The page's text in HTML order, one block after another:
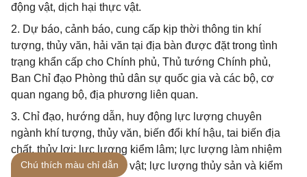
động vật, dịch hại thực vật.
2. Dự báo, cảnh báo, cung cấp kịp thời thông tin khí
tượng, thủy văn, hải văn tại địa bàn được đặt trong tình
trạng khẩn cấp cho Chính phủ, Thủ tướng Chính phủ,
Ban Chỉ đạo Phòng thủ dân sự quốc gia và các bộ, cơ
quan ngang bộ, địa phương liên quan.
3. Chỉ đạo, hướng dẫn, huy động lực lượng chuyên
ngành khí tượng, thủy văn, biến đổi khí hậu, tai biến địa
chất, thủy lợi; lực lượng kiểm lâm; lực lượng làm nhiệm
vụ kiểm dịch động, thực vật; lực lượng thủy sản và kiểm
Chú thích màu chỉ dẫn